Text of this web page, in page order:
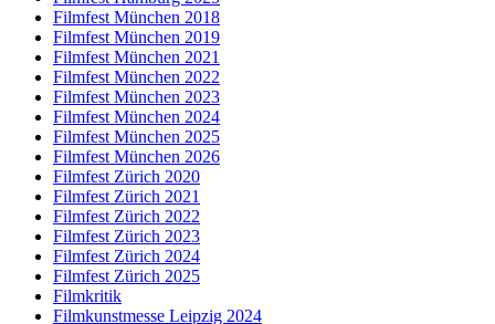
Filmfest München 2018
Filmfest München 2019
Filmfest München 2021
Filmfest München 2022
Filmfest München 2023
Filmfest München 2024
Filmfest München 2025
Filmfest München 2026
Filmfest Zürich 2020
Filmfest Zürich 2021
Filmfest Zürich 2022
Filmfest Zürich 2023
Filmfest Zürich 2024
Filmfest Zürich 2025
Filmkritik
Filmkunstmesse Leipzig 2024